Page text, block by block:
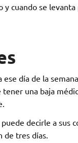
cuando se
ese día de la
una baja
decirle a sus
de tres días.